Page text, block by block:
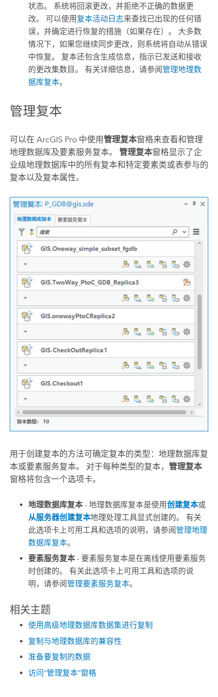
状态。 系统将回滚更改，并拒绝不正确的数据更
改。 可以使用 复本活动日志来查找已出现的任何错
误，并确定进行恢复的措施（如果存在）。 大多数
情况下，如果您继续同步更改，则系统将自动从错误
中恢复。 复本还包含生成信息，指示已发送和接收
的更改集数目。 有关详细信息，请参阅管理地理数
据库复本。
管理复本
可以在 ArcGIS Pro中使用管理复本窗格来查看和管理
地理数据库及要素服务复本。 管理复本窗格显示了企
业级地理数据库中的所有复本和特定要素类或表参与的
复本以及复本属性。
用于创建复本的方法可确定复本的类型：地理数据库复
本或要素服务复本。 对于每种类型的复本， 管理复本
窗格将包含一个选项卡。
地理数据库复本 - 地理数据库复本是使用创建复本或
从服务器创建复本地理处理工具显式创建的。 有关
此选项卡上可用工具和选项的说明，请参阅管理地理
数据库复本。
要素服务复本 - 要素服务复本是在离线使用要素服务
时创建的。 有关此选项卡上可用工具和选项的说
明，请参阅 管理要素服务复本。
相关主题
使用高级地理数据库数据集进行复制
复制与地理数据库的兼容性
准备要复制的数据
访问“管理复本”窗格